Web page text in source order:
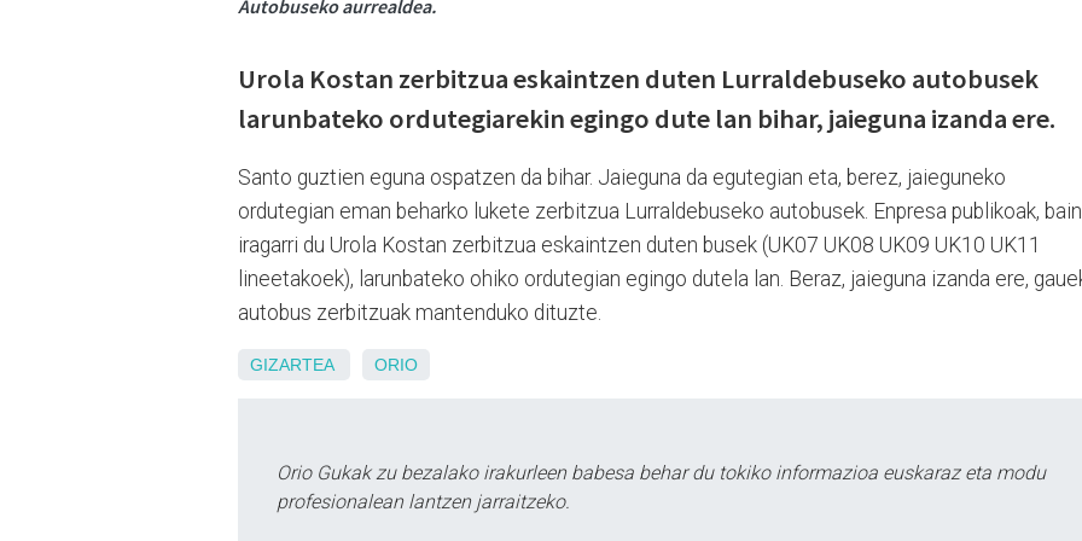
Autobuseko aurrealdea.
Urola Kostan zerbitzua eskaintzen duten Lurraldebuseko autobusek
larunbateko ordutegiarekin egingo dute lan bihar, jaieguna izanda ere.
Santo guztien eguna ospatzen da bihar. Jaieguna da egutegian eta, berez, jaieguneko
ordutegian eman beharko lukete zerbitzua Lurraldebuseko autobusek. Enpresa publikoak,
iragarri du Urola Kostan zerbitzua eskaintzen duten busek (UK07 UK08 UK09 UK10 UK11
lineetakoek), larunbateko ohiko ordutegian egingo dutela lan. Beraz, jaieguna izanda ere,
autobus zerbitzuak mantenduko dituzte.
GIZARTEA ORIO
Orio Gukak zu bezalako irakurleen babesa behar du tokiko informazioa euskaraz eta modu
profesionalean lantzen jarraitzeko.